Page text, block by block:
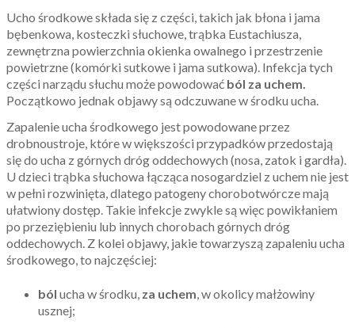
Ucho środkowe składa się z części, takich jak błona i jama
bębenkowa, kosteczki słuchowe, trąbka Eustachiusza,
zewnętrzna powierzchnia okienka owalnego i przestrzenie
powietrzne (komórki sutkowe i jama sutkowa). Infekcja tych
części narządu słuchu może powodować ból za uchem.
Początkowo jednak objawy są odczuwane w środku ucha.
Zapalenie ucha środkowego jest powodowane przez
drobnoustroje, które w większości przypadków przedostają
się do ucha z górnych dróg oddechowych (nosa, zatok i gardła).
U dzieci trąbka słuchowa łącząca nosogardziel z uchem nie jest
w pełni rozwinięta, dlatego patogeny chorobotwórcze mają
ułatwiony dostęp. Takie infekcje zwykle są więc powikłaniem
po przeziębieniu lub innych chorobach górnych dróg
oddechowych. Z kolei objawy, jakie towarzyszą zapaleniu ucha
środkowego, to najczęściej:
ból ucha w środku, za uchem, w okolicy małżowiny
usznej;